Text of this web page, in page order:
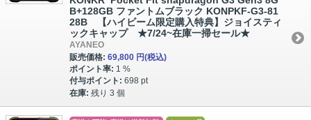
B+128GB ファントムブラック KONPKF-G3-81
28B 【ハイビーム限定購入特典】ジョイスティ
ックキャップ ★7/24~在庫一掃セール★
AYANEO
販売価格: 69,800 円(税込)
ポイント率: 1 %
付与ポイント: 698 pt
在庫: 残り 3 個